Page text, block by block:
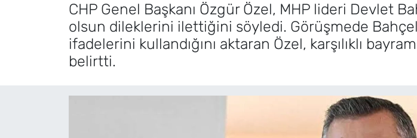
CHP Genel Başkanı Özgür Özel, MHP lideri Devlet
olsun dileklerini ilettiğini söyledi. Görüşmede
ifadelerini kullandığını aktaran Özel, karşılıklı
belirtti.